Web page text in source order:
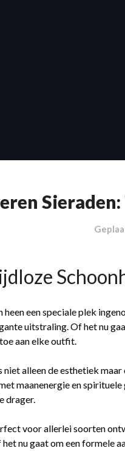
een speciale plek
uitstraling. Of het nu
aan elke outfit.
alleen de esthetiek
maanenergie en
drager.
voor allerlei soorten
nu gaat om een formele